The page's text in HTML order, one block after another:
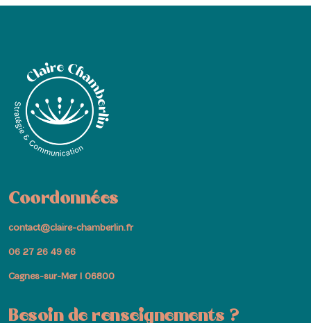
Coordonnées
contact@claire-chamberlin.fr
06 27 26 49 66
Cagnes-sur-Mer I 06800
Besoin de renseignements ?